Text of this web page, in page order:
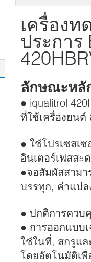
เครื่อง
ประการ
ลักษณะหลั
● iqualitrol
ที่ใช้เครื่องยนต์
● ใช้โปรเซสเ
อินเตอร์เฟสสะ
●จอสัมผัสสาม
บรรทุก, ค่าแปล
● ปกติการควบ
● การออกแบบ
ใช้ในที่, สกรูแ
โดยอัตโนมัติเ